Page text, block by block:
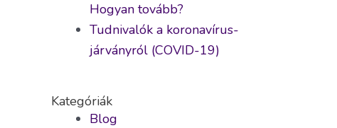
Hogyan tovább?
Tudnivalók a koronavírus-
járványról (COVID-19)
Kategóriák
Blog